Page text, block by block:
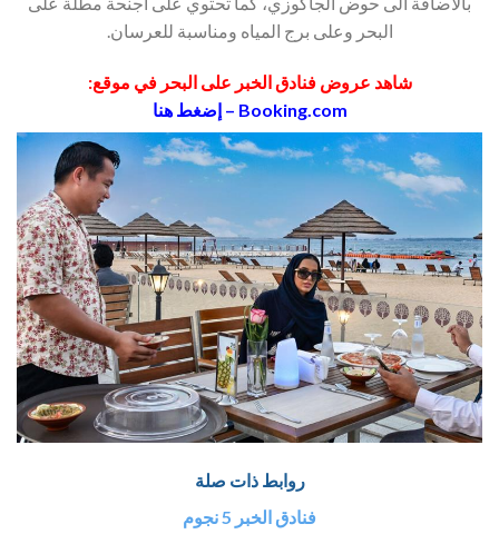
البحر وعلى برج المياه ومناسبة للعرسان.
شاهد عروض فنادق الخبر على البحر في موقع:
Booking.com – إضغط هنا
روابط ذات صلة
فنادق الخبر 5 نجوم